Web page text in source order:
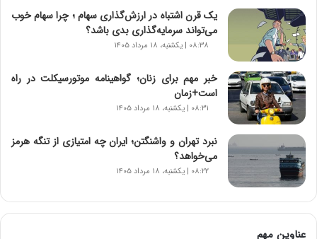
ر
ا
ن‌
خ
و
د
و
ب
ر
ا
ی
ت
و
ل
یک قرن اشتباه در ارزش‌گذاری سهام ؛ چرا سهام خوب
می‌تواند سرمایه‌گذاری بدی باشد؟
۰۸:۳۸ | یکشنبه، ۱۸ مرداد ۱۴۰۵
خبر مهم برای زنان؛ گواهینامه موتورسیکلت در راه
است+زمان
۰۸:۳۱ | یکشنبه، ۱۸ مرداد ۱۴۰۵
نبرد تهران و واشنگتن؛ ایران چه امتیازی از تنگه هرمز
می‌خواهد؟
۰۸:۲۲ | یکشنبه، ۱۸ مرداد ۱۴۰۵
عناوین مهم